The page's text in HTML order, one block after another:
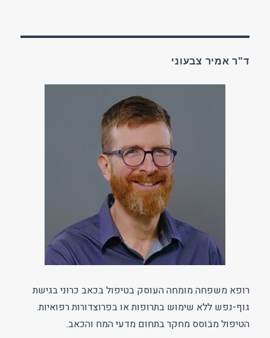
ד"ר אמיר צבעוני
רופא משפחה מומחה העוסק בטיפול בכאב כרוני בגישת
גוף-נפש ללא שימוש בתרופות או בפרוצדורות רפואיות.
הטיפול מבוסס מחקר בתחום מדעי המח והכאב.